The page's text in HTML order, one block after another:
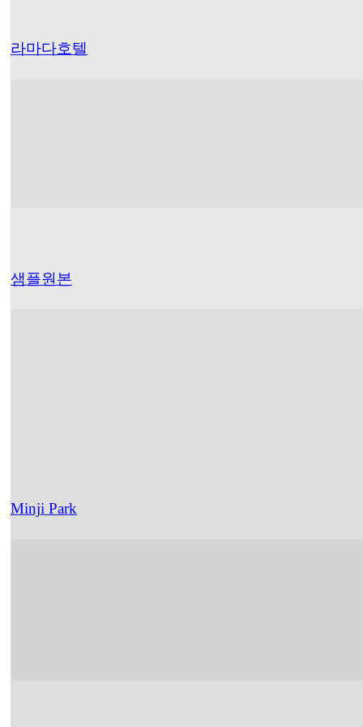
라마다호텔
샘플원본
Minji Park